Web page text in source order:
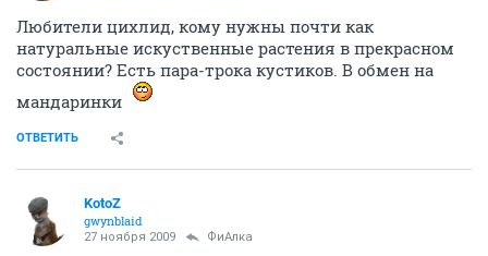
Любители цихлид, кому нужны почти как
натуральные искуственные растения в прекрасном
состоянии? Есть пара-трока кустиков. В обмен на
мандаринки
ОТВЕТИТЬ
KotoZ
gwynblaid
27 ноября 2009 ФиАлка